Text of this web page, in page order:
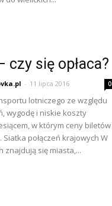
czy się opłaca?
- 11 lipca 2016 0
lotniczego ze względu
wygodę i niskie koszty
w którym ceny biletów
połączeń krajowych W
znajdują się miasta,...